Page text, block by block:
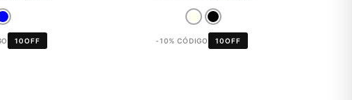
10OFF -10% CÓDIGO 10OFF